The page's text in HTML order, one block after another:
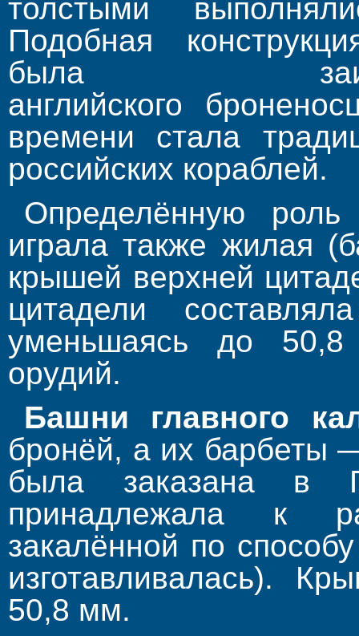
толстыми
Подобная
была
английского
времени стала
российских кораблей.
Определённую роль
играла также жилая
крышей верхней
цитадели
уменьшаясь до
орудий.
Башни главного
бронёй, а их барбеты
была заказана в
принадлежала к
закалённой по
изготавливалась).
50,8 мм.